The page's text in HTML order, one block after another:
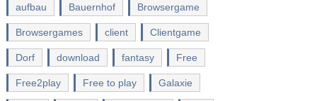
aufbau Bauernhof Browsergame
Browsergames client Clientgame
Dorf download fantasy Free
Free2play Free to play Galaxie